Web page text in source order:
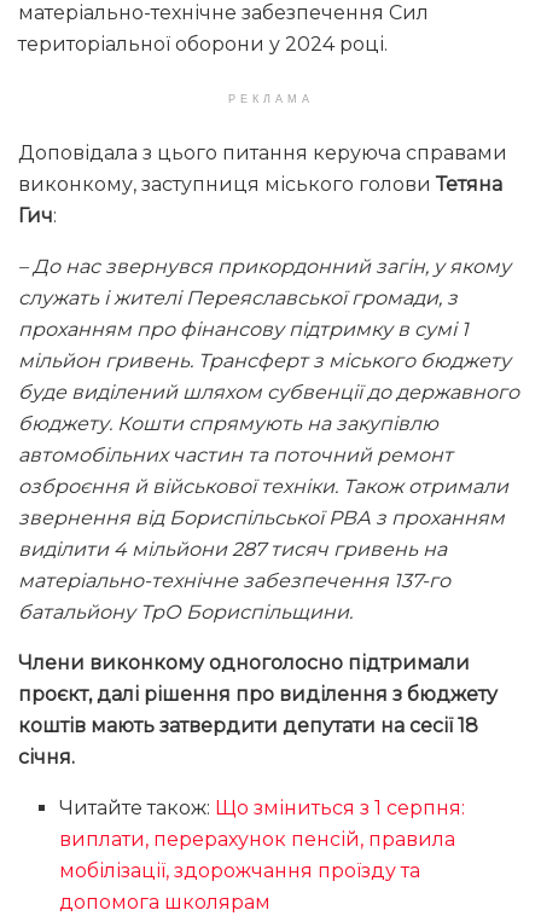
матеріально-технічне забезпечення Сил
територіальної оборони у 2024 році.
РЕКЛАМА
Доповідала з цього питання керуюча справами
виконкому, заступниця міського голови Тетяна
Гич:
– До нас звернувся прикордонний загін, у якому
служать і жителі Переяславської громади, з
проханням про фінансову підтримку в сумі 1
мільйон гривень. Трансферт з міського бюджету
буде виділений шляхом субвенції до державного
бюджету. Кошти спрямують на закупівлю
автомобільних частин та поточний ремонт
озброєння й військової техніки. Також отримали
звернення від Бориспільської РВА з проханням
виділити 4 мільйони 287 тисяч гривень на
матеріально-технічне забезпечення 137-го
батальйону ТрО Бориспільщини.
Члени виконкому одноголосно підтримали
проєкт, далі рішення про виділення з бюджету
коштів мають затвердити депутати на сесії 18
січня.
Читайте також: Що зміниться з 1 серпня:
виплати, перерахунок пенсій, правила
мобілізації, здорожчання проїзду та
допомога школярам